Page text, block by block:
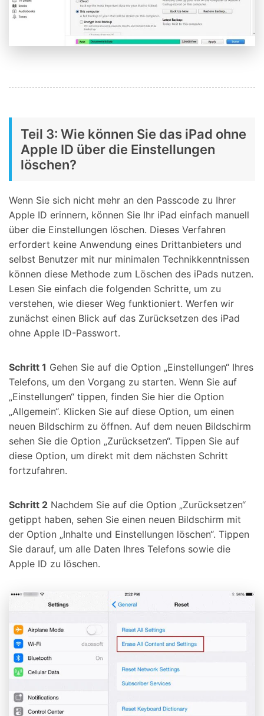
Teil 3: Wie können Sie das iPad ohne
Apple ID über die Einstellungen
löschen?
Wenn Sie sich nicht mehr an den Passcode zu Ihrer
Apple ID erinnern, können Sie Ihr iPad einfach manuell
über die Einstellungen löschen. Dieses Verfahren
erfordert keine Anwendung eines Drittanbieters und
selbst Benutzer mit nur minimalen Technikkenntnissen
können diese Methode zum Löschen des iPads nutzen.
Lesen Sie einfach die folgenden Schritte, um zu
verstehen, wie dieser Weg funktioniert. Werfen wir
zunächst einen Blick auf das Zurücksetzen des iPad
ohne Apple ID-Passwort.
Schritt 1 Gehen Sie auf die Option „Einstellungen“ Ihres
Telefons, um den Vorgang zu starten. Wenn Sie auf
„Einstellungen“ tippen, finden Sie hier die Option
„Allgemein“. Klicken Sie auf diese Option, um einen
neuen Bildschirm zu öffnen. Auf dem neuen Bildschirm
sehen Sie die Option „Zurücksetzen“. Tippen Sie auf
diese Option, um direkt mit dem nächsten Schritt
fortzufahren.
Schritt 2 Nachdem Sie auf die Option „Zurücksetzen“
getippt haben, sehen Sie einen neuen Bildschirm mit
der Option „Inhalte und Einstellungen löschen“. Tippen
Sie darauf, um alle Daten Ihres Telefons sowie die
Apple ID zu löschen.